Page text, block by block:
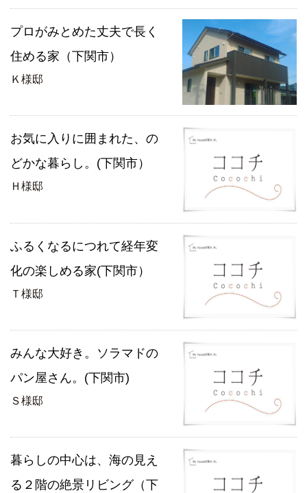
プロがみとめた丈夫で長く
住める家（下関市）
Ｋ様邸
お気に入りに囲まれた、の
どかな暮らし。(下関市）
Ｈ様邸
ふるくなるにつれて経年変
化の楽しめる家(下関市）
Ｔ様邸
みんな大好き。ソラマドの
パン屋さん。(下関市)
Ｓ様邸
暮らしの中心は、海の見え
る２階の絶景リビング（下